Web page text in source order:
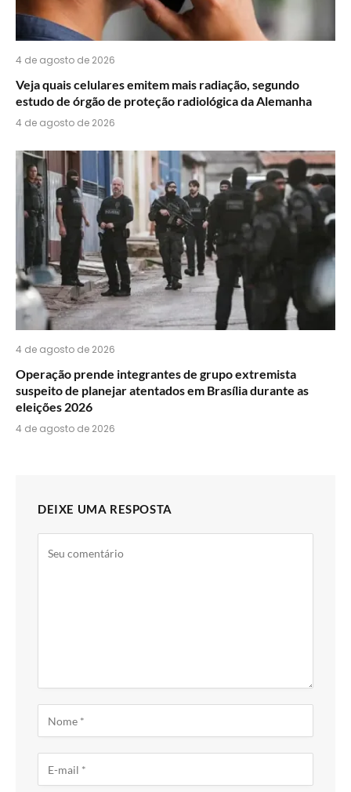
4 de agosto de 2026
Veja quais celulares emitem mais radiação, segundo
estudo de órgão de proteção radiológica da Alemanha
4 de agosto de 2026
4 de agosto de 2026
Operação prende integrantes de grupo extremista
suspeito de planejar atentados em Brasília durante as
eleições 2026
4 de agosto de 2026
DEIXE UMA RESPOSTA